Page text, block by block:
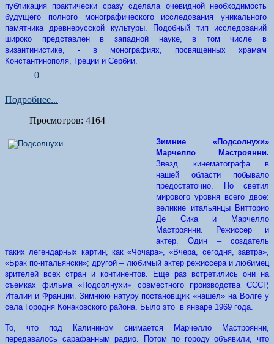
публикация практически сразу сделала очевидной необходимость
будущего полного монографического исследования уникального
памятника древнерусской культуры. Подобный тип исследований
широко представлен в западной науке, в том числе в
византинистике, - в монографиях, посвященных храмам
Константинополя, Греции и Сербии.
0
Подробнее...
Просмотров: 4164
Зимние «Подсолнухи»
Марчелло Мастроянни.
Звезд кинематографа в
нашей области побывало
предостаточно. Но светил
мирового уровня всего двое:
великие итальянцы Витторио
Де Сика и Марчелло
Мастроянни. Режиссер и
актер. Один – создатель
таких легендарных картин, как «Чочара», «Вчера, сегодня, завтра»,
«Брак по-итальянски»; другой – любимый актер режиссера и любимец
зрителей всех стран и континентов. Еще раз встретились они на
съемках фильма «Подсолнухи» совместного производства СССР,
Италии и Франции. Зимнюю натуру постановщик «нашел» на Волге у
села Городня Конаковского района. Было это в январе 1969 года.
То, что под Калинином снимается Марчелло Мастроянни,
передавалось сарафанным радио. Потом по городу объявили, что